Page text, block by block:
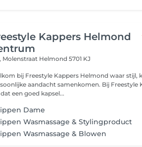
Kappers Helmond
Molenstraat Helmond 5701 KJ
bij Freestyle Kappers Helmond waar stijl, kwaliteit en
aandacht samenkomen. Bij Freestyle Kappers geloven
een goed kapsel...
Dame
Wasmassage & Stylingproduct
Wasmassage & Blowen